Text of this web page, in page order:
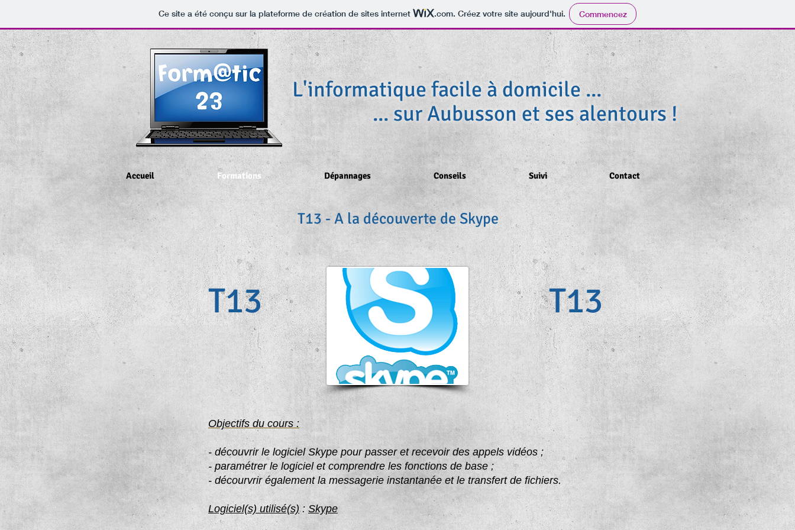
Ce site a été conçu sur la plateforme de création de sites internet .com. Créez votre site aujourd'hui. Commencez
L'informatique facile à domicile ...
... sur Aubusson et ses alentours !
Accueil Formations Dépannages Conseils Suivi Contact
T13 - A la découverte de Skype
T13 T13
Objectifs du cours :
- découvrir le logiciel Skype pour passer et recevoir des appels vidéos ;
- paramétrer le logiciel et comprendre les fonctions de base ;
- décourvrir également la messagerie instantanée et le transfert de fichiers.
Logiciel(s) utilisé(s): Skype